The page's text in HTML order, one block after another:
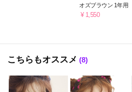
オズブラウン 1年用
¥ 1,550
こちらもオススメ (8)